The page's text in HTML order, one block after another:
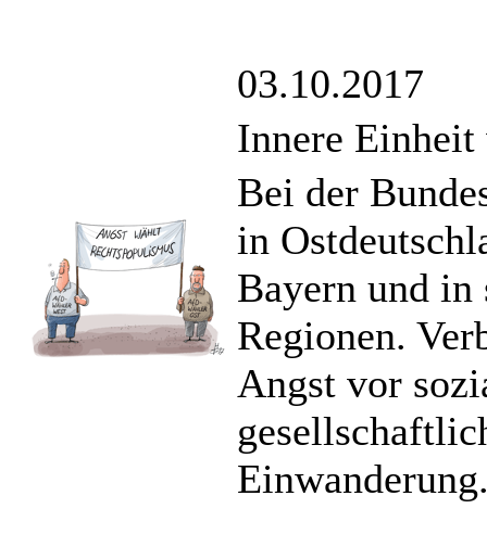
03.10.2017
Innere Einheit
Bei der
in
Bayern und in
Regionen.
Angst vor